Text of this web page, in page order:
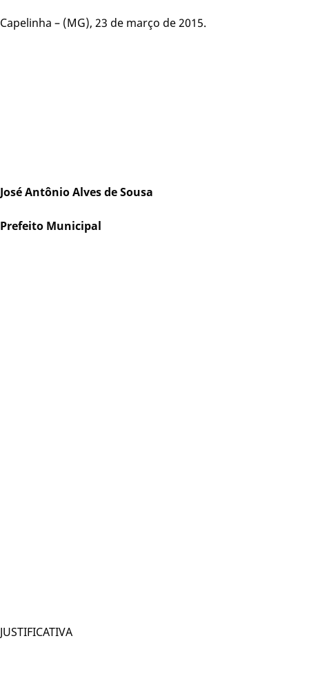
Capelinha – (MG), 23 de março de 2015.
José Antônio Alves de Sousa
Prefeito Municipal
JUSTIFICATIVA